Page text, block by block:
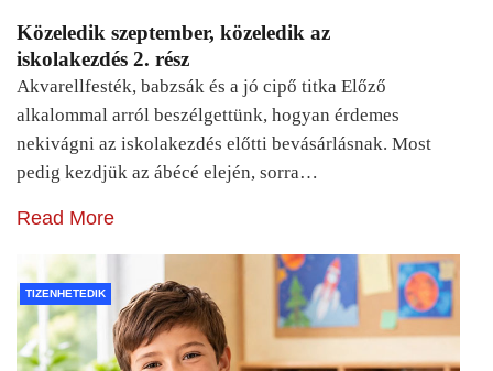
Közeledik szeptember, közeledik az
iskolakezdés 2. rész
Akvarellfesték, babzsák és a jó cipő titka Előző
alkalommal arról beszélgettünk, hogyan érdemes
nekivágni az iskolakezdés előtti bevásárlásnak. Most
pedig kezdjük az ábécé elején, sorra…
Read More
TIZENHETEDIK